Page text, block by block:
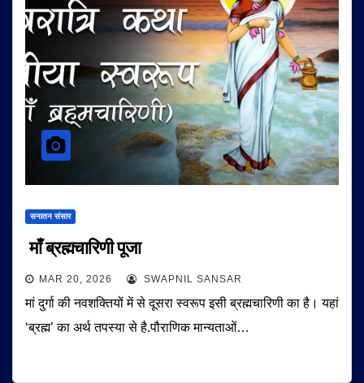
सनातन संसार
माँ ब्रह्मचारिणी पूजा
MAR 20, 2026 SWAPNIL SANSAR
मां दुर्गा की नवशक्तियों में से दूसरा स्वरूप इसी ब्रह्मचारिणी का है। यहां
‘ब्रह्म’ का अर्थ तपस्या से है.पौराणिक मान्यताओं…